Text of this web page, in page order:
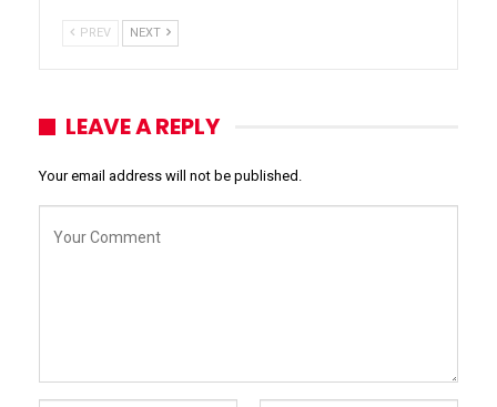
PREV NEXT
LEAVE A REPLY
Your email address will not be published.